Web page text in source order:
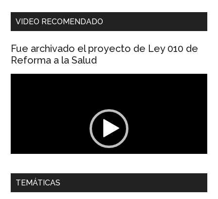
VIDEO RECOMENDADO
Fue archivado el proyecto de Ley 010 de
Reforma a la Salud
00:00 01:04
Dra. Carolina Corcho Mejía,Presidenta Corporación
TEMÁTICAS